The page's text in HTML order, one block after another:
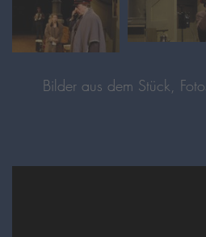
Bilder aus dem Stück,